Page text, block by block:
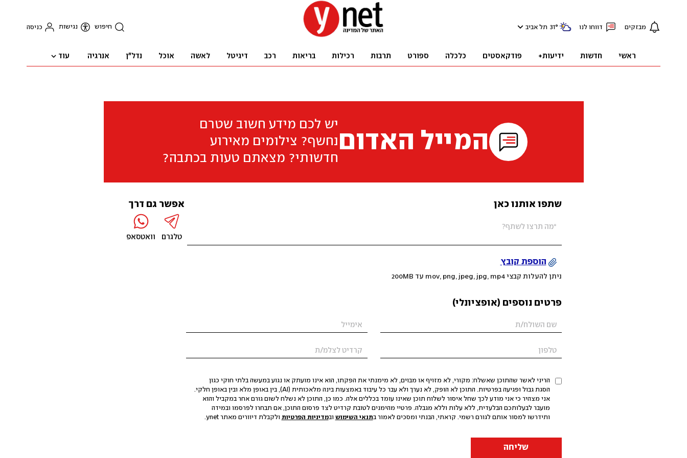
מבזקים דווחו לנו 31° תל אביב חיפוש נגישות כניסה
ראשי חדשות ידיעות+ פודקאסטים כלכלה ספורט תרבות רכילות בריאות רכב דיגיטל לאשה אוכל נדל"ן אנרגיה עוד
המייל האדום
יש לכם מידע חשוב שטרם
נחשף? צילומים מאירוע
חדשותי? מצאתם טעות בכתבה?
שתפו אותנו כאן
הוספת קובץ
ניתן להעלות קבצי mov, png, jpeg, jpg, mp4 עד 200MB
פרטים נוספים (אופציונלי)
הריני לאשר שהתוכן שאשלח: מקורי, לא מזויף או מבוים, לא מימנתי את הפקתו, הוא אינו מועתק או נגוע במעשה בלתי חוקי כגון
הסגת גבול ופגיעה בפרטיות. התוכן לא הופק, לא נערך ולא עבר כל עיבוד באמצעות בינה מלאכותית (AI), בין באופן מלא ובין באופן חלקי.
אני מצהיר כי אני מודע לכך שחל איסור לשלוח תוכן שאינו עומד בכללים אלה. כמו כן, התוכן לא נשלח לשום גורם אחר במקביל והוא
מועבר לבעלותכם הבלעדית, ללא עלות וללא מגבלה. פרטיי מהימנים לטובת קרדיט לצד פרסום התוכן, אם תבחרו לפרסמו ובמידה
ותידרשו למסור אותם לגורם רשמי. קראתי, הבנתי ומסכים לאמור בתנאי השימוש ובמדיניות הפרטיות ולקבלת דיוורים מאתר ynet.
שליחה
אפשר גם דרך
טלגרם וואטסאפ